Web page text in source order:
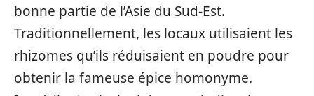
bonne partie de l’Asie du Sud-Est.
Traditionnellement, les locaux utilisaient les
rhizomes qu’ils réduisaient en poudre pour
obtenir la fameuse épice homonyme.